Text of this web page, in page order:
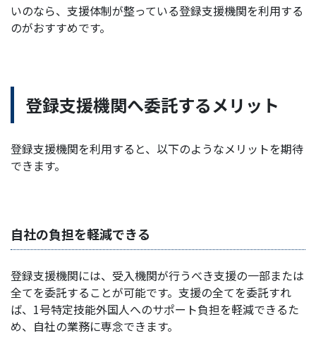
いのなら、支援体制が整っている登録支援機関を利用する
のがおすすめです。
登録支援機関へ委託するメリット
登録支援機関を利用すると、以下のようなメリットを期待
できます。
自社の負担を軽減できる
登録支援機関には、受入機関が行うべき支援の一部または
全てを委託することが可能です。支援の全てを委託すれ
ば、1号特定技能外国人へのサポート負担を軽減できるた
め、自社の業務に専念できます。